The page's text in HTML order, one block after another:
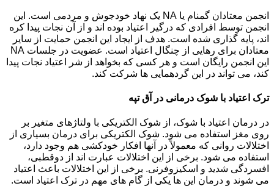
انجمن معتادان گمنام یا NA یک نهاد خودجوش و مردمی است. این
انجمن توسط افرادی که درگیر اعتیاد بوده اند و از آن نجات پیدا کره
اند، پایه گذاری شده است. هدف از ایجاد این انجمن حمایت از سایر
معتادان برای رهایی از چنگال اعتیاد است. عضویت در جلسات NA
این انجمن رایگان است و هر کسی که بخواهد از شر اعتیاد نجات پیدا
کند، می تواند در این گردهمایی ها شرکت کند.
ترک اعتیاد با شوک درمانی در آق تپه
در درمان اعتیاد با شوک، از شوک الکتریکی با ولتاژهای متغیر بر
روی مغز استفاده می شود. شوک الکتریکی برای درمان بسیاری از
اختلالات روانی که معمولاً در آنها افکار خودکشی هم وجود دارد،
استفاده می شود. برخی از این اختلالات عبارت اند از دوقطبی،
افسردگی شدید و اسکیزوفرنی. برخی از این اختلالات باعث اعتیاد
می شوند و درمان این ها یکی از گام های مهم در ترک اعتیاد است.